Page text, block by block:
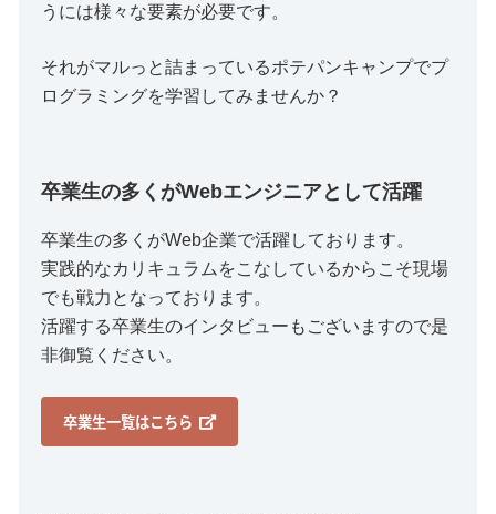
うには様々な要素が必要です。
それがマルっと詰まっているポテパンキャンプでプ
ログラミングを学習してみませんか？
卒業生の多くがWebエンジニアとして活躍
卒業生の多くがWeb企業で活躍しております。
実践的なカリキュラムをこなしているからこそ現場
でも戦力となっております。
活躍する卒業生のインタビューもございますので是
非御覧ください。
卒業生一覧はこちら